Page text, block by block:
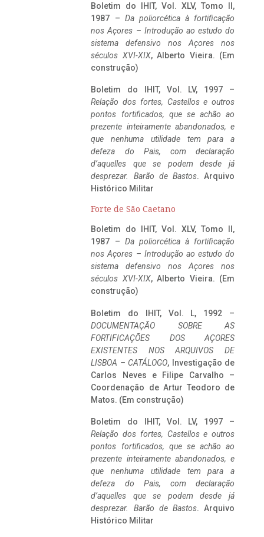
Boletim do IHIT, Vol. XLV, Tomo II,
1987 – Da poliorcética à fortificação
nos Açores – Introdução ao estudo do
sistema defensivo nos Açores nos
séculos XVI-XIX, Alberto Vieira. (Em
construção)
Boletim do IHIT, Vol. LV, 1997 –
Relação dos fortes, Castellos e outros
pontos fortificados, que se achão ao
prezente inteiramente abandonados, e
que nenhuma utilidade tem para a
defeza do Pais, com declaração
d’aquelles que se podem desde já
desprezar. Barão de Bastos. Arquivo
Histórico Militar
Forte de São Caetano
Boletim do IHIT, Vol. XLV, Tomo II,
1987 – Da poliorcética à fortificação
nos Açores – Introdução ao estudo do
sistema defensivo nos Açores nos
séculos XVI-XIX, Alberto Vieira. (Em
construção)
Boletim do IHIT, Vol. L, 1992 –
DOCUMENTAÇÃO SOBRE AS
FORTIFICAÇÕES DOS AÇORES
EXISTENTES NOS ARQUIVOS DE
LISBOA – CATÁLOGO, Investigação de
Carlos Neves e Filipe Carvalho –
Coordenação de Artur Teodoro de
Matos. (Em construção)
Boletim do IHIT, Vol. LV, 1997 –
Relação dos fortes, Castellos e outros
pontos fortificados, que se achão ao
prezente inteiramente abandonados, e
que nenhuma utilidade tem para a
defeza do Pais, com declaração
d’aquelles que se podem desde já
desprezar. Barão de Bastos. Arquivo
Histórico Militar